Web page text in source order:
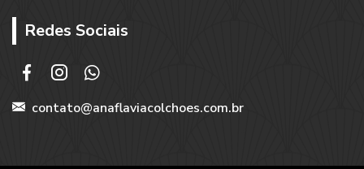
Redes Sociais
contato@anaflaviacolchoes.com.br